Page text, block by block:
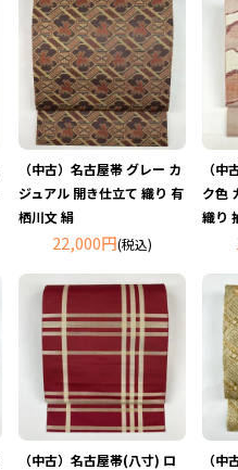
（中古）名古屋帯 グレー カ
ジュアル 開き仕立て 織り 有
栖川文 絹
22,000円(税込)
（
ク色
織り
（中古）名古屋帯(八寸) ロ
（